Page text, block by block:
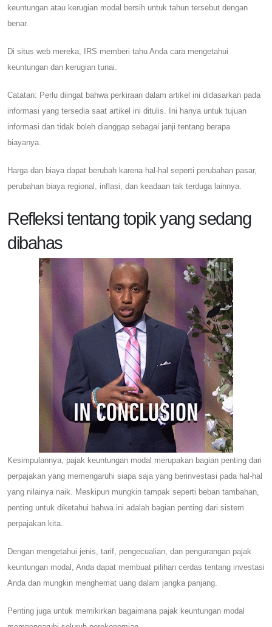
keuntungan atau kerugian modal bersih untuk tahun tersebut dengan
benar.
Di situs web mereka, IRS memberi tahu Anda cara mengetahui
keuntungan dan kerugian tunai.
Catatan: Perlu diingat bahwa perkiraan dalam artikel ini didasarkan pada
informasi yang tersedia saat artikel ini ditulis. Ini hanya untuk tujuan
informasi dan tidak boleh dianggap sebagai janji tentang berapa
biayanya.
Harga dan biaya dapat berubah karena hal-hal seperti perubahan pasar,
perubahan biaya regional, inflasi, dan keadaan tak terduga lainnya.
Refleksi tentang topik yang sedang
dibahas
Kesimpulannya, pajak keuntungan modal merupakan bagian penting dari
perpajakan yang memengaruhi siapa saja yang berinvestasi pada hal-hal
yang nilainya naik. Meskipun mungkin tampak seperti beban tambahan,
penting untuk diketahui bahwa ini adalah bagian penting dari sistem
perpajakan kita.
Dengan mengetahui jenis, tarif, pengecualian, dan pengurangan pajak
keuntungan modal, Anda dapat membuat pilihan cerdas tentang investasi
Anda dan mungkin menghemat uang dalam jangka panjang.
Penting juga untuk memikirkan bagaimana pajak keuntungan modal